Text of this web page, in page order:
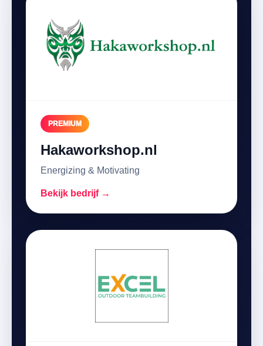
PREMIUM
Hakaworkshop.nl
Energizing & Motivating
Bekijk bedrijf →